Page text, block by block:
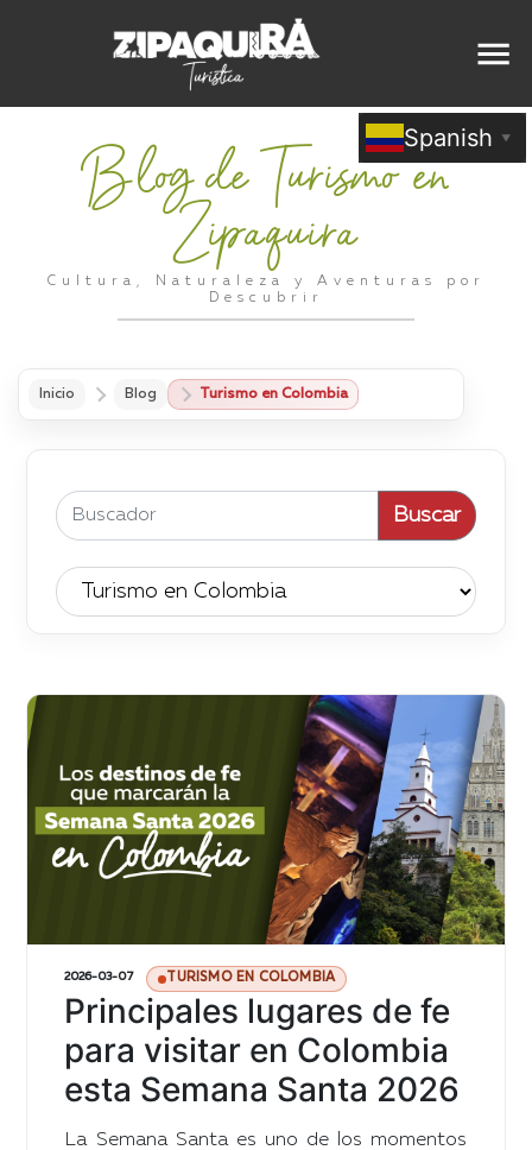
Spanish ▼
Blog de Turismo en
Zipaquira
Cultura, Naturaleza y Aventuras por
Descubrir
Inicio Blog Turismo en Colombia
Buscar
2026-03-07 TURISMO EN COLOMBIA
Principales lugares de fe
para visitar en Colombia
esta Semana Santa 2026
La Semana Santa es uno de los momentos